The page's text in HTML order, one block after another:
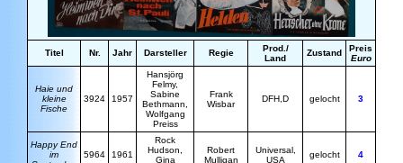
Titel Nr. Jahr Darsteller Regie
Prod./
Land
Zustand
Preis
Euro
Haie und
kleine
Fische
3924 1957
Hansjörg
Felmy,
Sabine
Bethmann,
Wolfgang
Preiss
Frank
Wisbar
DFH,D gelocht 3
Happy End
im
5964 1961
Rock
Hudson,
Gina
Robert
Mulligan
Universal,
USA
gelocht 4